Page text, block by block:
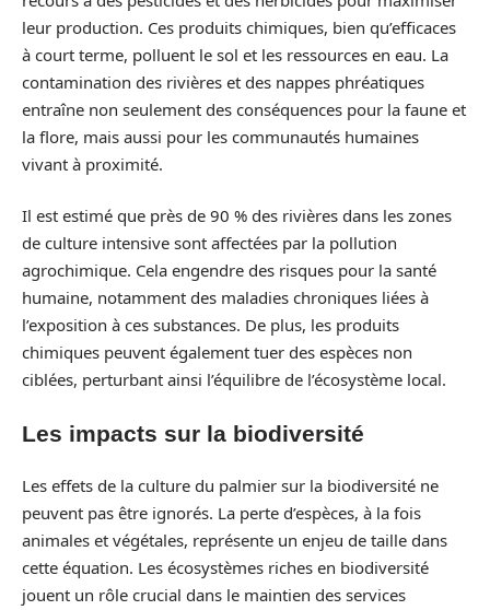
leur production. Ces produits chimiques, bien qu’efficaces
à court terme, polluent le sol et les ressources en eau. La
contamination des rivières et des nappes phréatiques
entraîne non seulement des conséquences pour la faune et
la flore, mais aussi pour les communautés humaines
vivant à proximité.
Il est estimé que près de 90 % des rivières dans les zones
de culture intensive sont affectées par la pollution
agrochimique. Cela engendre des risques pour la santé
humaine, notamment des maladies chroniques liées à
l’exposition à ces substances. De plus, les produits
chimiques peuvent également tuer des espèces non
ciblées, perturbant ainsi l’équilibre de l’écosystème local.
Les impacts sur la biodiversité
Les effets de la culture du palmier sur la biodiversité ne
peuvent pas être ignorés. La perte d’espèces, à la fois
animales et végétales, représente un enjeu de taille dans
cette équation. Les écosystèmes riches en biodiversité
jouent un rôle crucial dans le maintien des services